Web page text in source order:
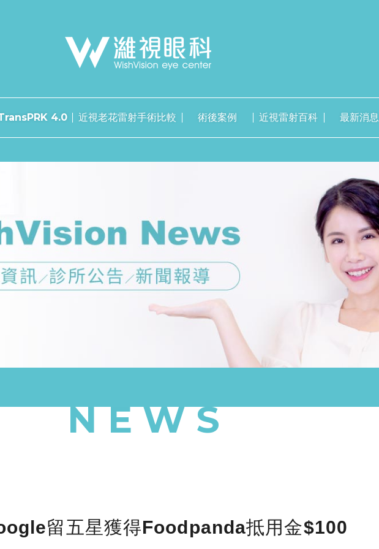
4.0 近視老花雷射手術比較 術後案例 近視雷射百科 最新消息
NEWS
留五星獲得Foodpanda抵用金$100